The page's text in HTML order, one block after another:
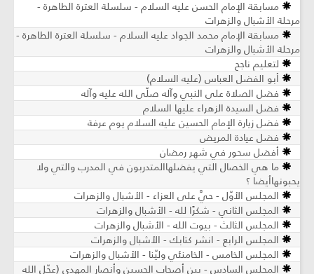
مسابقة الإمام الحسن عليه السلام - سلسلة العترة الطاهرة -
مرحلة الأشبال والزهرات
مسابقة الإمام محمد الجواد عليه السلام - سلسلة العترة الطاهرة -
مرحلة الأشبال والزهرات
لتعليم ناجح
أبو الفضل العباس (عليه السلام)
فضل الصلاة على النبي وآله صلّى الله عليه وآله
فضل السيدة الزهراء عليها السلام
فضل زيارة الإمام الحسين عليه السلام يوم عرفة
فضل عيادة المريض
أفضل سحور في شهر رمضان
ما هي الخصال التي يفضلهاالمتدربون في المدرب والتي ولا
يحبونهاأيضا ؟
المجلس الأوّل - حيَّ على العزاء - الأشبال والزهرات
المجلس الثاني - شكرًا لله - الأشبال والزهرات
المجلس الثالث - بيوت الله - الأشبال والزهرات
المجلس الرابع - انشر كتابك - الأشبال والزهرات
المجلس الخامس - الخامنئي وليّنا - الأشبال والزهرات
المجلس السادس - بين أصحاب الحسين وأنصار المهدي (عجّل الله